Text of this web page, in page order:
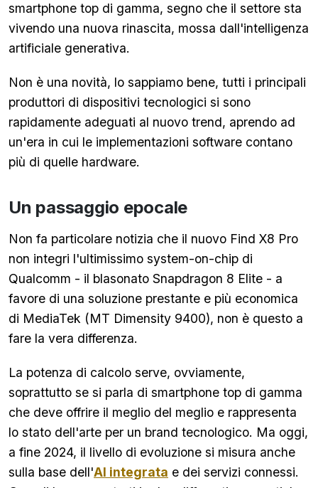
smartphone top di gamma, segno che il settore sta
vivendo una nuova rinascita, mossa dall'intelligenza
artificiale generativa.
Non è una novità, lo sappiamo bene, tutti i principali
produttori di dispositivi tecnologici si sono
rapidamente adeguati al nuovo trend, aprendo ad
un'era in cui le implementazioni software contano
più di quelle hardware.
Un passaggio epocale
Non fa particolare notizia che il nuovo Find X8 Pro
non integri l'ultimissimo system-on-chip di
Qualcomm - il blasonato Snapdragon 8 Elite - a
favore di una soluzione prestante e più economica
di MediaTek (MT Dimensity 9400), non è questo a
fare la vera differenza.
La potenza di calcolo serve, ovviamente,
soprattutto se si parla di smartphone top di gamma
che deve offrire il meglio del meglio e rappresenta
lo stato dell'arte per un brand tecnologico. Ma oggi,
a fine 2024, il livello di evoluzione si misura anche
sulla base dell'AI integrata e dei servizi connessi.